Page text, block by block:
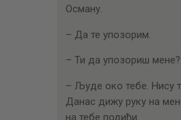
Осману.
– Да те упозорим.
– Ти да упозориш
– Људе око тебе. Нису
Данас дижу руку на
на тебе подићи.